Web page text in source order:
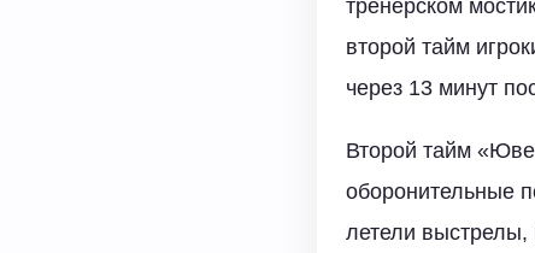
тренерском
второй тайм
через 13 минут
Второй тайм
оборонительные
летели